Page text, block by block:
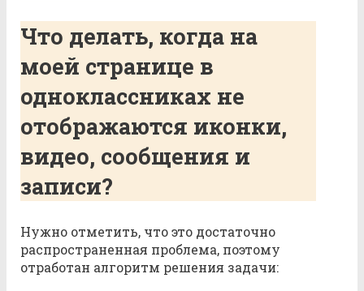
Что делать, когда на
моей странице в
одноклассниках не
отображаются иконки,
видео, сообщения и
записи?
Нужно отметить, что это достаточно
распространенная проблема, поэтому
отработан алгоритм решения задачи: